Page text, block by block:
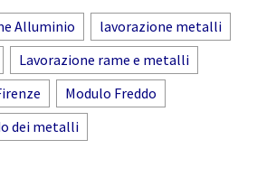
Alluminio
lavorazione metalli
Lavorazione rame e metalli
Modulo Freddo
dei metalli